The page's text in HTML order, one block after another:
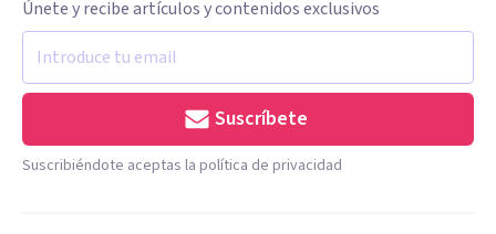
Únete y recibe artículos y contenidos exclusivos
Suscríbete
Suscribiéndote aceptas la política de privacidad